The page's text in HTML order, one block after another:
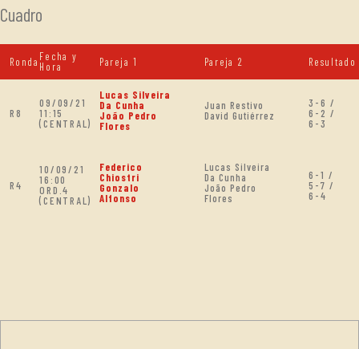
Cuadro
Ronda Fecha y
Hora
Pareja 1 Pareja 2 Resultado
R8
09/09/21
11:15
(CENTRAL)
Lucas Silveira
Da Cunha
João Pedro
Flores
Juan Restivo
David Gutiérrez
3-6 /
6-2 /
6-3
R4
10/09/21
16:00
ORD.4
(CENTRAL)
Federico
Chiostri
Gonzalo
Alfonso
Lucas Silveira
Da Cunha
João Pedro
Flores
6-1 /
5-7 /
6-4